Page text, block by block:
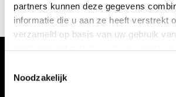
partners kunnen deze gegevens
informatie die u aan ze heeft verstrekt
verzameld op basis van uw gebruik
Noodzakelijk
VERHALEN